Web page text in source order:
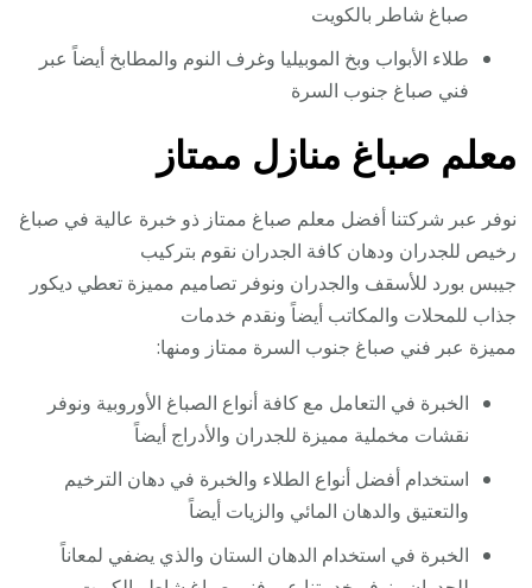
صباغ شاطر بالكويت
طلاء الأبواب وبخ الموبيليا وغرف النوم والمطابخ أيضاً عبر
فني صباغ جنوب السرة
معلم صباغ منازل ممتاز
نوفر عبر شركتنا أفضل معلم صباغ ممتاز ذو خبرة عالية في صباغ
رخيص للجدران ودهان كافة الجدران نقوم بتركيب
جيبس بورد للأسقف والجدران ونوفر تصاميم مميزة تعطي ديكور
جذاب للمحلات والمكاتب أيضاً ونقدم خدمات
مميزة عبر فني صباغ جنوب السرة ممتاز ومنها:
الخبرة في التعامل مع كافة أنواع الصباغ الأوروبية ونوفر
نقشات مخملية مميزة للجدران والأدراج أيضاً
استخدام أفضل أنواع الطلاء والخبرة في دهان الترخيم
والتعتيق والدهان المائي والزيات أيضاً
الخبرة في استخدام الدهان الستان والذي يضفي لمعاناً